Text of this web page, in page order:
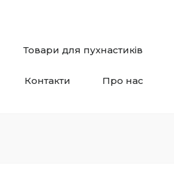
Товари для пухнастиків
Контакти Про нас